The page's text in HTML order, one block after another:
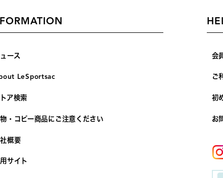
ース
LeSportsac
ア検索
・コピー商品にご注意ください
概要
サイト
会
ご
初
お